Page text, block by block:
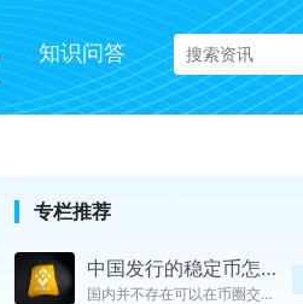
知识问答
专栏推荐
中国发行的稳定币怎么购买
国内并不存在可以在币圈交易所自